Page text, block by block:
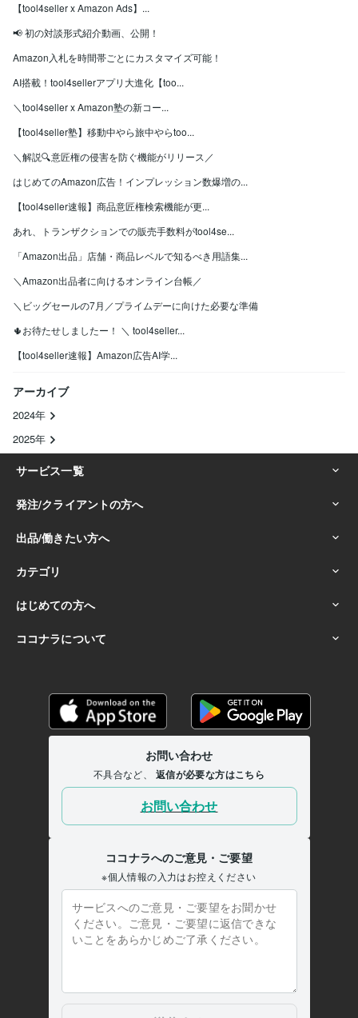
【tool4seller x Amazon Ads】...
📢 初の対談形式紹介動画、公開！
Amazon入札を時間帯ごとにカスタマイズ可能！
AI搭載！tool4sellerアプリ大進化【too...
＼tool4seller x Amazon塾の新コー...
【tool4seller塾】移動中やら旅中やらtoo...
＼解説🔍意匠権の侵害を防ぐ機能がリリース／
はじめてのAmazon広告！インプレッション数爆増の...
【tool4seller速報】商品意匠権検索機能が更...
あれ、トランザクションでの販売手数料がtool4se...
「Amazon出品」店舗・商品レベルで知るべき用語集...
＼Amazon出品者に向けるオンライン台帳／
＼ビッグセールの7月／プライムデーに向けた必要な準備
🌵お待たせしましたー！ ＼ tool4seller...
【tool4seller速報】Amazon広告AI学...
アーカイブ
2024年
2025年